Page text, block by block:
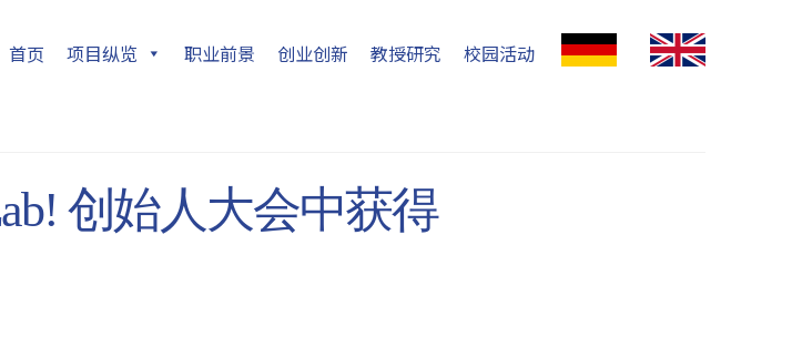
首页 项目纵览 职业前景 创业创新 教授研究 校园活动
创始人大会中获得